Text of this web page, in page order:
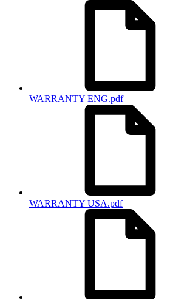
WARRANTY ENG.pdf
WARRANTY USA.pdf